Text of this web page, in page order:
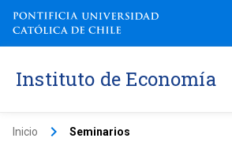
Instituto de Economía
Inicio keyboard_arrow_right Seminarios